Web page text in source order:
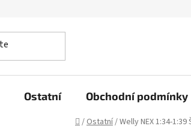
Ostatní Obchodní podmínky
Domů
/Ostatní/Welly NEX 1:34-